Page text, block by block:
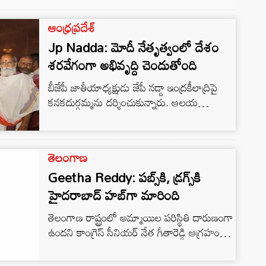
చేపడుతున్నారు. బదిలీల గైడ్ లైన్స్ జారీ చేస్తూ
ఉత్తర్వులను విడుదల చేసింది. ఐదేళ్లు ఒకే చోట పని
చేస్తే కచ్చితంగా స్థాన చలనం కల్పించాలని స్పష్టం
చేసింది. […]
ఆంధ్రప్రదేశ్
Jp Nadda: మోదీ నేతృత్వంలో దేశం
శరవేగంగా అభివృద్ది చెందుతోంది
బీజేపీ జాతీయాధ్యక్షుడు జేపీ నడ్డా ఇంద్రకీలాద్రిపై
కనకదుర్గమ్మను దర్శించుకున్నారు. ఆలయ
అధికారులు ఆయనకు ఘనస్వాగతం పలికారు.
ప్రసాదం, చిత్రపటాని ఆయనకు అందజేశారు.
ఎప్పటినుంచో జగన్మాత కనకదుర్గమ్మ దర్శనానికి
రావాలని అనుకున్నానని.. ఇప్పటికి అమ్మవారిని
దర్శించుకోవడం సంతోషంగా ఉందని చెప్పారు.
దుర్గమ్మ కరుణ కటాక్షాలు ప్రజలందరిపై ఉండాలని
ఆకాంక్షించారు. దేశ ప్రజలు సుభిక్షంగా ఉండాలని
తెలంగాణ
Geetha Reddy: పబ్స్‌కి, డ్రగ్స్‌కి
హైదరాబాద్ హబ్‌గా మారింది
తెలంగాణ రాష్ట్రంలో అమ్మాయిల పరిస్థితి దారుణంగా
ఉందని కాంగ్రెస్ సీనియర్ నేత గీతారెడ్డి ఆగ్రహం
వ్యక్తం చేశారు. జూబ్లీహిల్స్ బాలికపై అత్యాచార